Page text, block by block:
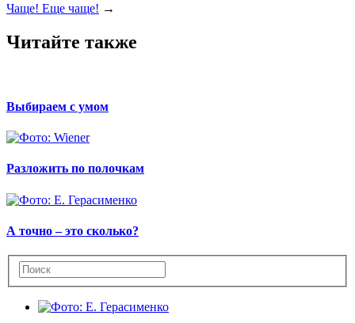
Чаще! Еще чаще! →
Читайте также
Выбираем с умом
Разложить по полочкам
А точно – это сколько?